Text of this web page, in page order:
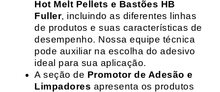
Hot Melt Pellets e Bastões HB
Fuller, incluindo as diferentes linhas
de produtos e suas características de
desempenho. Nossa equipe técnica
pode auxiliar na escolha do adesivo
ideal para sua aplicação.
A seção de Promotor de Adesão e
Limpadores apresenta os produtos